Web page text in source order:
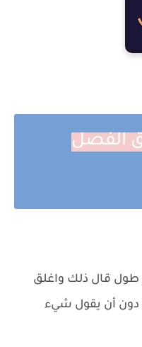
الفصل
طول قال ذلك واغلق
دون أن يقول شيء